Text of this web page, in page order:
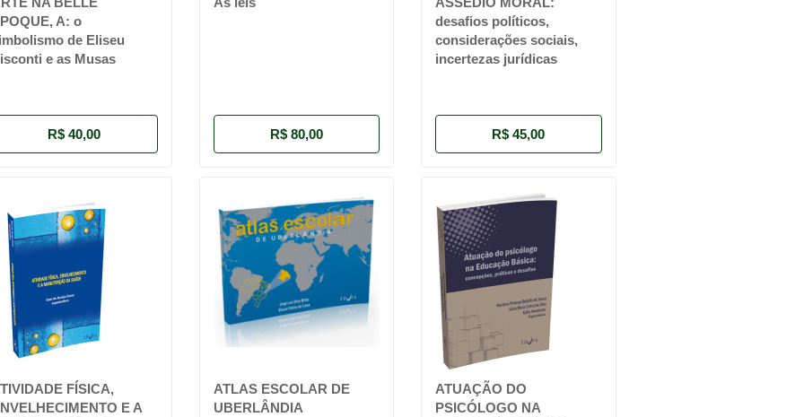
A: o
de Eliseu
e as Musas
R$ 40,00 R$ 80,00
desafios políticos,
considerações sociais,
incertezas jurídicas
R$ 45,00
FÍSICA,
E A
ATLAS ESCOLAR DE
UBERLÂNDIA
ATUAÇÃO DO
PSICÓLOGO NA